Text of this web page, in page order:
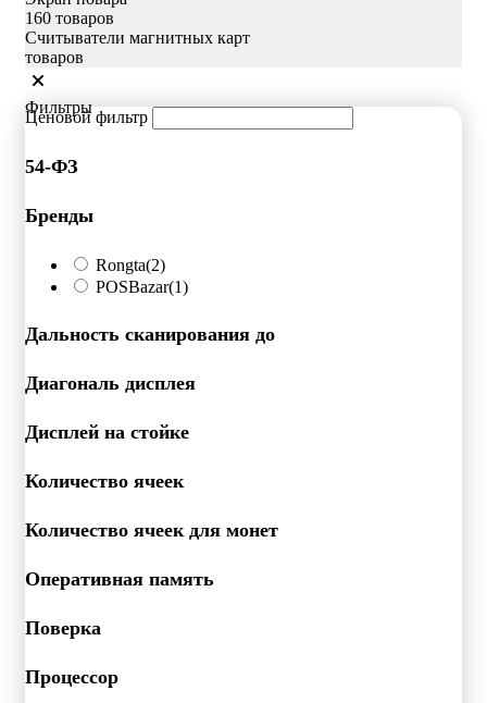
160 товаров
Считыватели магнитных карт
товаров
Фильтры
Ценовой фильтр
54-ФЗ
Бренды
Rongta(2)
POSBazar(1)
Дальность сканирования до
Диагональ дисплея
Дисплей на стойке
Количество ячеек
Количество ячеек для монет
Оперативная память
Поверка
Процессор